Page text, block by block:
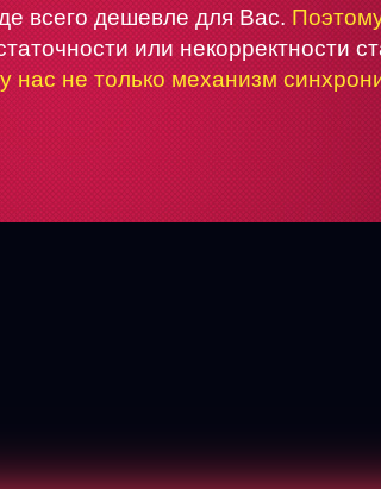
всего дешевле для Вас.
или некорректности
нас не только механизм